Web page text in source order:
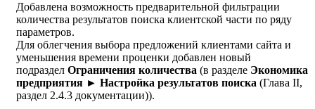
Добавлена возможность предварительной фильтрации
количества результатов поиска клиентской части по ряду
параметров.
Для облегчения выбора предложений клиентами сайта и
уменьшения времени проценки добавлен новый
подраздел Ограничения количества (в разделе Экономика
предприятия ► Настройка результатов поиска (Глава II,
раздел 2.4.3 документации)).